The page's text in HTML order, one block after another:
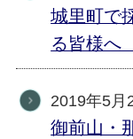
城里町で
る皆様へ
2019年5月
御前山・